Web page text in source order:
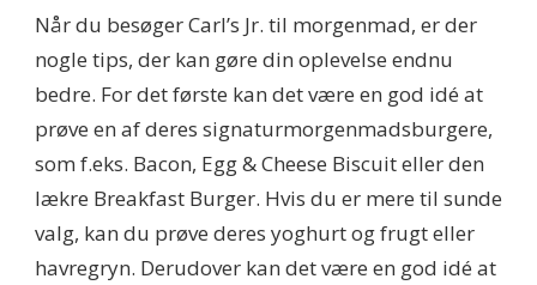
Når du besøger Carl’s Jr. til morgenmad, er der
nogle tips, der kan gøre din oplevelse endnu
bedre. For det første kan det være en god idé at
prøve en af deres signaturmorgenmadsburgere,
som f.eks. Bacon, Egg & Cheese Biscuit eller den
lækre Breakfast Burger. Hvis du er mere til sunde
valg, kan du prøve deres yoghurt og frugt eller
havregryn. Derudover kan det være en god idé at